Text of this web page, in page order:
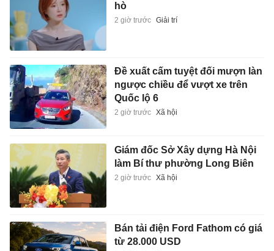
hò
2 giờ trước Giải trí
Đề xuất cấm tuyệt đối mượn làn
ngược chiều để vượt xe trên
Quốc lộ 6
2 giờ trước Xã hội
Giám đốc Sở Xây dựng Hà Nội
làm Bí thư phường Long Biên
2 giờ trước Xã hội
Bán tải điện Ford Fathom có giá
từ 28.000 USD